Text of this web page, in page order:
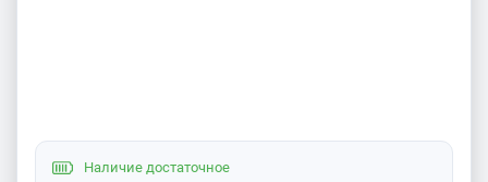
Наличие достаточное